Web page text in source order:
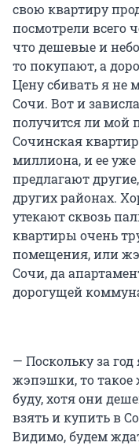
свою квартиру
посмотрели всего
что дешевые и
то покупают, а
Цену сбивать я не
Сочи. Вот и
получится ли мой
Сочинская
миллиона, и ее
предлагают
других районах.
утекают сквозь
квартиры очень
помещения, или
Сочи, да
дорогущей
— Поскольку за
жэпэшки, то такое
буду, хотя они
взять и купить в
Видимо, будем